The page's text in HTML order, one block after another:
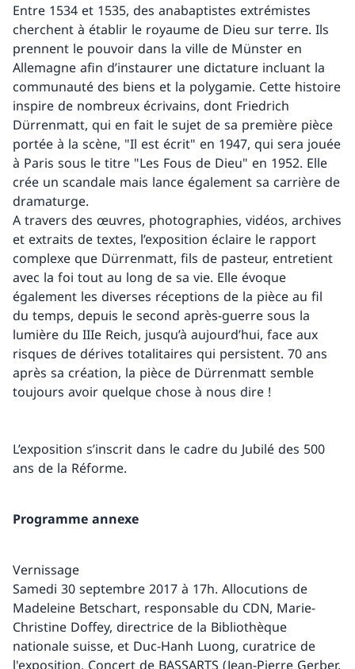
Entre 1534 et 1535, des anabaptistes extrémistes
cherchent à établir le royaume de Dieu sur terre. Ils
prennent le pouvoir dans la ville de Münster en
Allemagne afin d’instaurer une dictature incluant la
communauté des biens et la polygamie. Cette histoire
inspire de nombreux écrivains, dont Friedrich
Dürrenmatt, qui en fait le sujet de sa première pièce
portée à la scène, "Il est écrit" en 1947, qui sera jouée
à Paris sous le titre "Les Fous de Dieu" en 1952. Elle
crée un scandale mais lance également sa carrière de
dramaturge.
A travers des œuvres, photographies, vidéos, archives
et extraits de textes, l’exposition éclaire le rapport
complexe que Dürrenmatt, fils de pasteur, entretient
avec la foi tout au long de sa vie. Elle évoque
également les diverses réceptions de la pièce au fil
du temps, depuis le second après-guerre sous la
lumière du IIIe Reich, jusqu’à aujourd’hui, face aux
risques de dérives totalitaires qui persistent. 70 ans
après sa création, la pièce de Dürrenmatt semble
toujours avoir quelque chose à nous dire !
L’exposition s’inscrit dans le cadre du Jubilé des 500
ans de la Réforme.
Programme annexe
Vernissage
Samedi 30 septembre 2017 à 17h. Allocutions de
Madeleine Betschart, responsable du CDN, Marie-
Christine Doffey, directrice de la Bibliothèque
nationale suisse, et Duc-Hanh Luong, curatrice de
l'exposition. Concert de BASSARTS (Jean-Pierre Gerber,